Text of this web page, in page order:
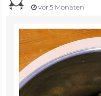
vor 5 Monaten